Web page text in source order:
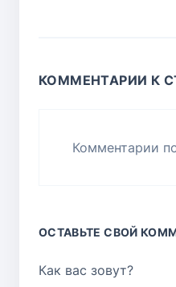
КОММЕНТАРИИ К
Комментарии
ОСТАВЬТЕ СВОЙ
Как вас зовут?